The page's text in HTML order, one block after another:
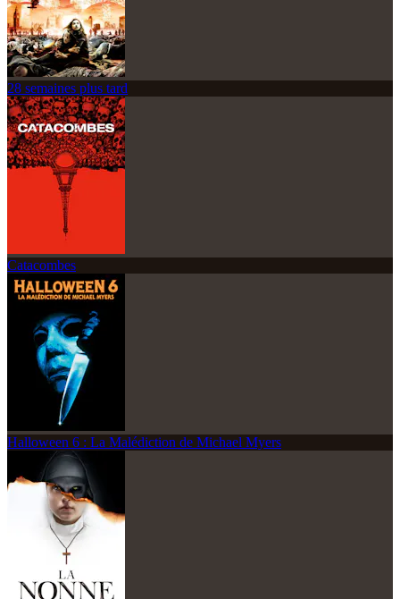
28 semaines plus tard
Catacombes
Halloween 6 : La Malédiction de Michael Myers